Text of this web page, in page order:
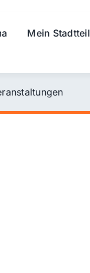
Mein Stadtteil